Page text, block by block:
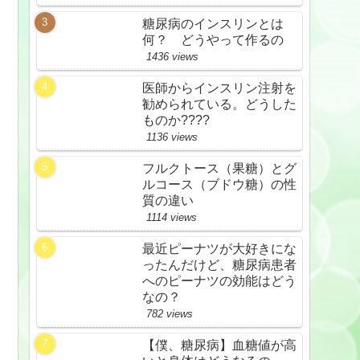
糖尿病のインスリンとは
何？ どうやって作るの
1436 views
医師からインスリン注射を
勧められている。どうした
ものか????
1136 views
フルクトース（果糖）とグ
ルコース（ブドウ糖）の性
質の違い
1114 views
最近ピーナツが大好きにな
ったんだけど、糖尿病患者
へのピーナツの効能はどう
なの？
782 views
【僕、糖尿病】血糖値が高